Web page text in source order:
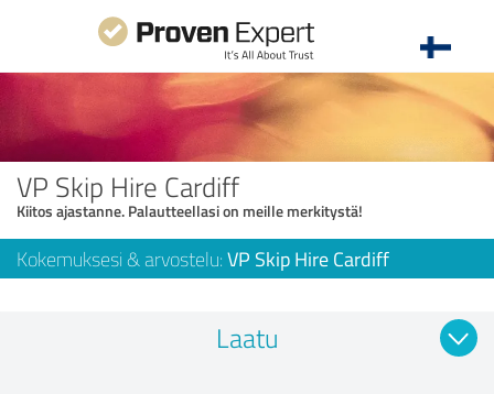
VP Skip Hire Cardiff
Kiitos ajastanne. Palautteellasi on meille merkitystä!
Kokemuksesi & arvostelu: VP Skip Hire Cardiff
Laatu